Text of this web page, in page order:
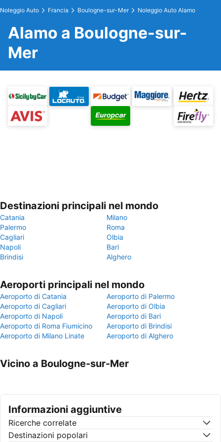
Noleggio Auto Francia Boulogne-sur-Mer Noleggio Auto Alamo
Alamo a Boulogne-sur-
Mer
Destinazioni principali nel mondo
Catania
Milano
Palermo
Roma
Cagliari
Olbia
Napoli
Bari
Brindisi
Alghero
Aeroporti principali nel mondo
Aeroporto di Catania
Aeroporto di Palermo
Aeroporto di Cagliari
Aeroporto di Olbia
Aeroporto di Napoli
Aeroporto di Bari
Aeroporto di Roma Fiumicino
Aeroporto di Brindisi
Aeroporto di Milano Linate
Aeroporto di Alghero
Vicino a Boulogne-sur-Mer
Informazioni aggiuntive
Ricerche correlate
Destinazioni popolari